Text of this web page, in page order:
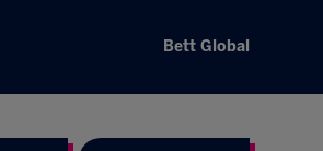
Bett Global